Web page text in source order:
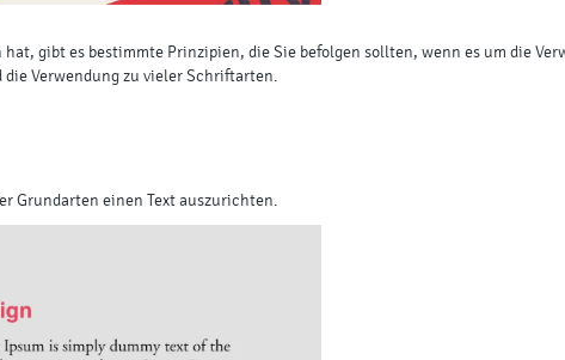
hat, gibt es bestimmte Prinzipien, die Sie befolgen sollten, wenn es um die
Verwendung zu vieler Schriftarten.
Grundarten einen Text auszurichten.